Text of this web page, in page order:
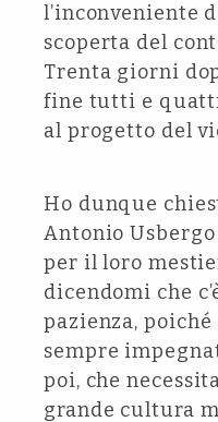
l’inconveniente
scoperta del
Trenta giorni
fine tutti e
al progetto del
Ho dunque
Antonio
per il loro
dicendomi che
pazienza,
sempre
poi, che
grande cultura